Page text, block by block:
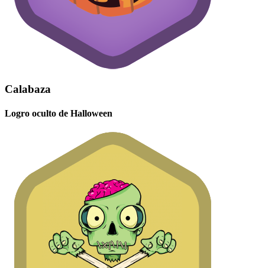
Calabaza
Logro oculto de Halloween